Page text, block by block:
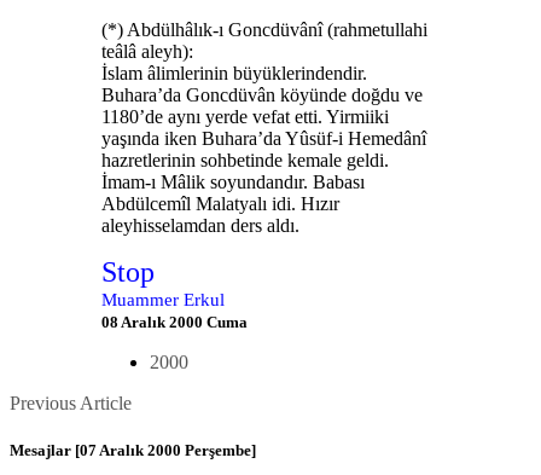
(*) Abdülhâlık-ı Goncdüvânî (rahmetullahi
teâlâ aleyh):
İslam âlimlerinin büyüklerindendir.
Buhara’da Goncdüvân köyünde doğdu ve
1180’de aynı yerde vefat etti. Yirmiiki
yaşında iken Buhara’da Yûsüf-i Hemedânî
hazretlerinin sohbetinde kemale geldi.
İmam-ı Mâlik soyundandır. Babası
Abdülcemîl Malatyalı idi. Hızır
aleyhisselamdan ders aldı.
Stop
Muammer Erkul
08 Aralık 2000 Cuma
2000
Posts
navigation
Previous ArticlePrevious
Mesajlar [07 Aralık 2000 Perşembe]